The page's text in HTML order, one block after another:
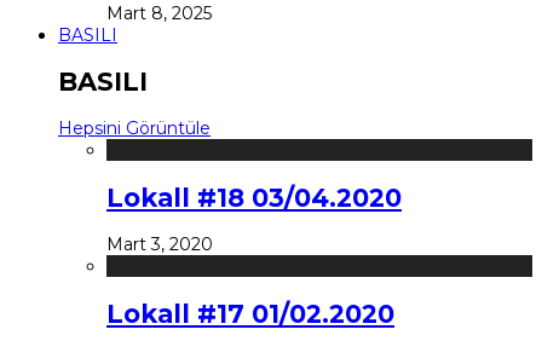
Mart 8, 2025
BASILI
BASILI
Hepsini Görüntüle
Lokall #18 03/04.2020
Mart 3, 2020
Lokall #17 01/02.2020